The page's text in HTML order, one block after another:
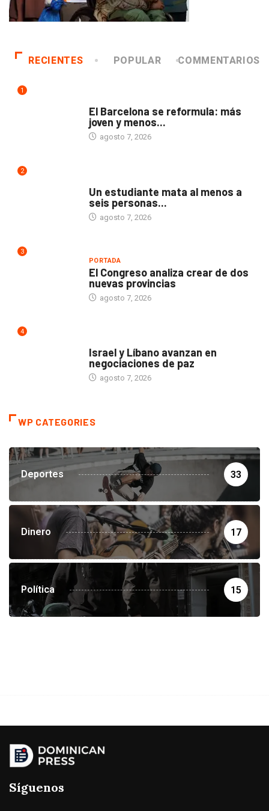
RECIENTES POPULAR COMMENTARIOS
1
El Barcelona se reformula: más
joven y menos...
agosto 7, 2026
2
Un estudiante mata al menos a
seis personas...
agosto 7, 2026
3
PORTADA
El Congreso analiza crear de dos
nuevas provincias
agosto 7, 2026
4
Israel y Líbano avanzan en
negociaciones de paz
agosto 7, 2026
WP CATEGORIES
Deportes 33
Dinero 17
Política 15
Síguenos